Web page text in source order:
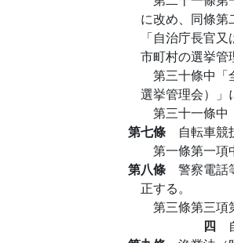
に改め、同條
「自治庁長官
市町村の選挙管
第三十條中「
選挙管理会）」
第三十一條中
第七條 自転車競
第一條第一項
第八條 警察電話
正する。
第三條第三項
四